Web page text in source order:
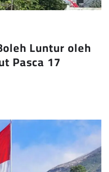
Luntur oleh
Pasca 17